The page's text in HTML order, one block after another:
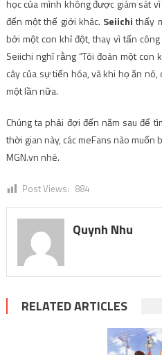
học của mình không được giám sát
đến một thế giới khác. Seiichi thấy
bởi một con khỉ đột, thay vì tấn
Seiichi nghĩ rằng “Tôi đoán một con
cây của sự tiến hóa, và khi họ ăn
một lần nữa.
Chúng ta phải đợi đến năm sau để
thời gian này, các meFans nào
MGN.vn nhé.
Post Views: 884
Quynh Nhu
RELATED ARTICLES